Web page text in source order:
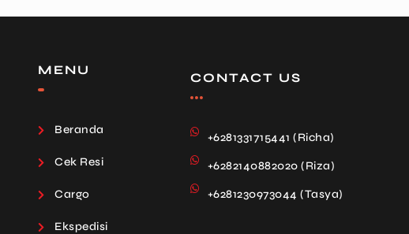
MENU
Beranda
Cek Resi
Cargo
Ekspedisi
CONTACT US
+6281331715441 (Richa)
+6282140882020 (Riza)
+6281230973044 (Tasya)